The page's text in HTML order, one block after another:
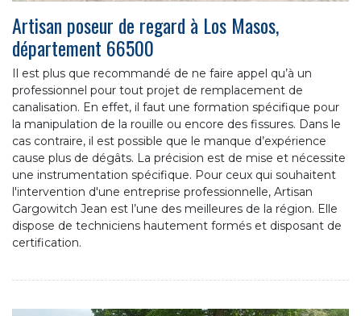
Artisan poseur de regard à Los Masos,
département 66500
Il est plus que recommandé de ne faire appel qu’à un
professionnel pour tout projet de remplacement de
canalisation. En effet, il faut une formation spécifique pour
la manipulation de la rouille ou encore des fissures. Dans le
cas contraire, il est possible que le manque d’expérience
cause plus de dégâts. La précision est de mise et nécessite
une instrumentation spécifique. Pour ceux qui souhaitent
l'intervention d'une entreprise professionnelle, Artisan
Gargowitch Jean est l’une des meilleures de la région. Elle
dispose de techniciens hautement formés et disposant de
certification.